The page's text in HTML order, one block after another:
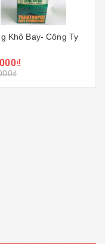
Khô Bay- Công Ty